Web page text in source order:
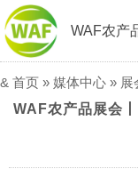
WAF农产
& 首页 » 媒体中心 » 展
WAF农产品展会